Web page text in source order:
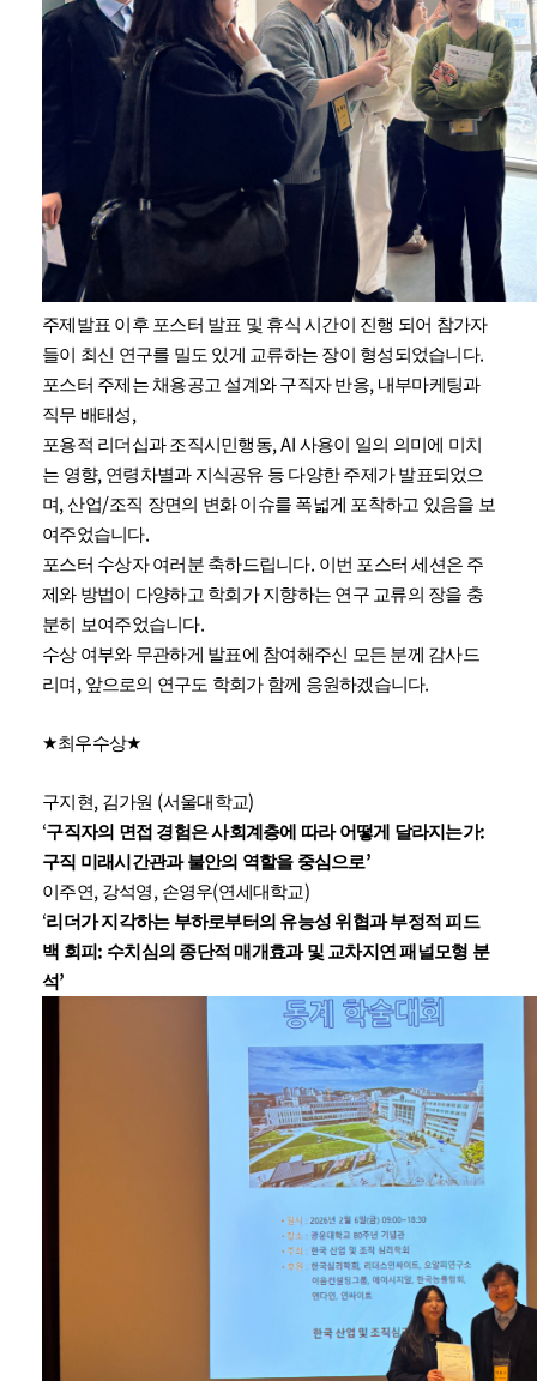
주제발표 이후 포스터 발표 및 휴식 시간이 진행 되어 참가자
들이 최신 연구를 밀도 있게 교류하는 장이 형성되었습니다.
포스터 주제는 채용공고 설계와 구직자 반응, 내부마케팅과
직무 배태성,
포용적 리더십과 조직시민행동, AI 사용이 일의 의미에 미치
는 영향, 연령차별과 지식공유 등 다양한 주제가 발표되었으
며,산업/조직 장면의 변화 이슈를 폭넓게 포착하고 있음을 보
여주었습니다.
포스터 수상자 여러분 축하드립니다. 이번 포스터 세션은 주
제와 방법이 다양하고 학회가 지향하는 연구 교류의 장을 충
분히 보여주었습니다.
수상 여부와 무관하게 발표에 참여해주신 모든 분께 감사드
리며 , 앞으로의 연구도 학회가 함께 응원하겠습니다.
★최우수상★
구지현, 김가원 (서울대학교)
‘구직자의 면접 경험은 사회계층에 따라 어떻게 달라지는가:
구직 미래시간관과 불안의 역할을 중심으로’
이주연, 강석영, 손영우(연세대학교)
‘리더가 지각하는 부하로부터의 유능성 위협과 부정적 피드
백 회피 : 수치심의 종단적 매개효과 및 교차지연 패널모형 분
석’